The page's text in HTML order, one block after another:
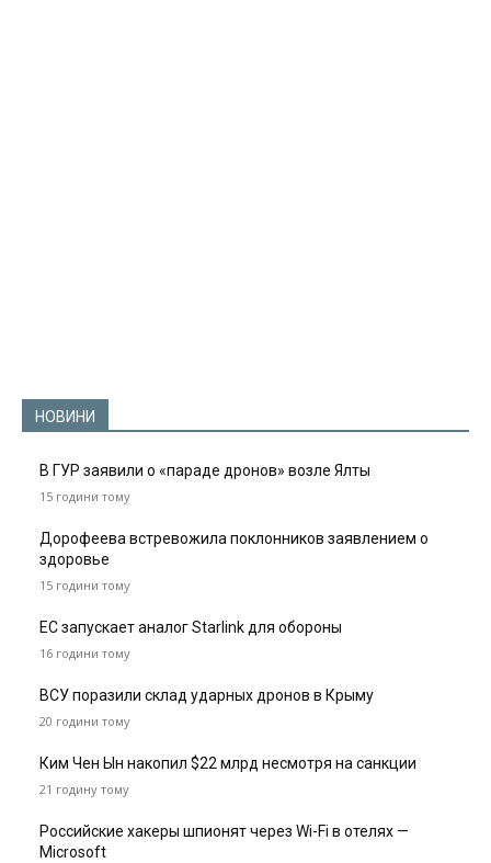
НОВИНИ
В ГУР заявили о «параде дронов» возле Ялты
15 години тому
Дорофеева встревожила поклонников заявлением о
здоровье
15 години тому
ЕС запускает аналог Starlink для обороны
16 години тому
ВСУ поразили склад ударных дронов в Крыму
20 години тому
Ким Чен Ын накопил $22 млрд несмотря на санкции
21 годину тому
Российские хакеры шпионят через Wi-Fi в отелях —
Microsoft